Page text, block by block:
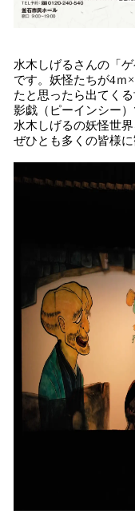
水木しげるさんの「
です。妖怪たちが4ｍ
たと思ったら出てく
影戯（ピーインシー）
水木しげるの妖怪世
ぜひとも多くの皆様